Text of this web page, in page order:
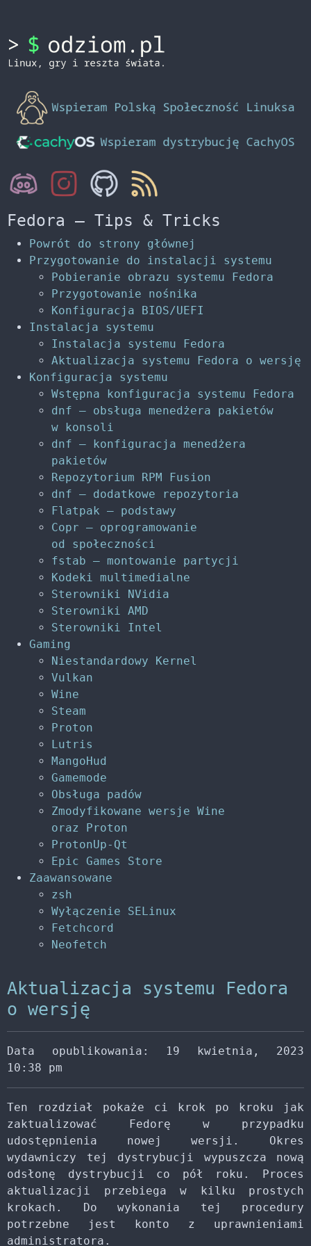
Fedora – Tips & Tricks
Powrót do strony głównej
Przygotowanie do instalacji systemu
Pobieranie obrazu systemu Fedora
Przygotowanie nośnika
Konfiguracja BIOS/UEFI
Instalacja systemu
Instalacja systemu Fedora
Aktualizacja systemu Fedora o wersję
Konfiguracja systemu
Wstępna konfiguracja systemu Fedora
dnf – obsługa menedżera pakietów
w konsoli
dnf – konfiguracja menedżera
pakietów
Repozytorium RPM Fusion
dnf – dodatkowe repozytoria
Flatpak – podstawy
Copr – oprogramowanie
od społeczności
fstab – montowanie partycji
Kodeki multimedialne
Sterowniki NVidia
Sterowniki AMD
Sterowniki Intel
Gaming
Niestandardowy Kernel
Vulkan
Wine
Steam
Proton
Lutris
MangoHud
Gamemode
Obsługa padów
Zmodyfikowane wersje Wine
oraz Proton
ProtonUp-Qt
Epic Games Store
Zaawansowane
zsh
Wyłączenie SELinux
Fetchcord
Neofetch
Aktualizacja systemu Fedora
o wersję
Data opublikowania: 19 kwietnia, 2023
10:38 pm
Ten rozdział pokaże ci krok po kroku jak
zaktualizować Fedorę w przypadku
udostępnienia nowej wersji. Okres
wydawniczy tej dystrybucji wypuszcza nową
odsłonę dystrybucji co pół roku. Proces
aktualizacji przebiega w kilku prostych
krokach. Do wykonania tej procedury
potrzebne jest konto z uprawnieniami
administratora.